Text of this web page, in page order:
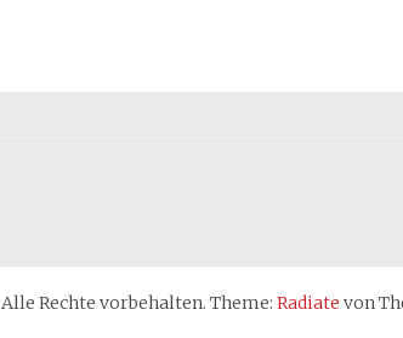
Alle Rechte vorbehalten. Theme: Radiate von